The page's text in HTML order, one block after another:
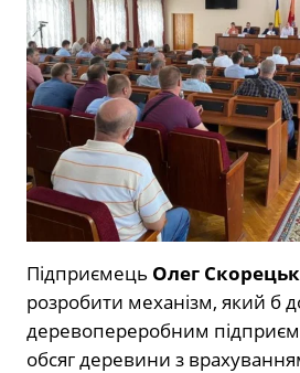
Підприємець Олег
розробити механізм, який б
деревопереробним
обсяг деревини з